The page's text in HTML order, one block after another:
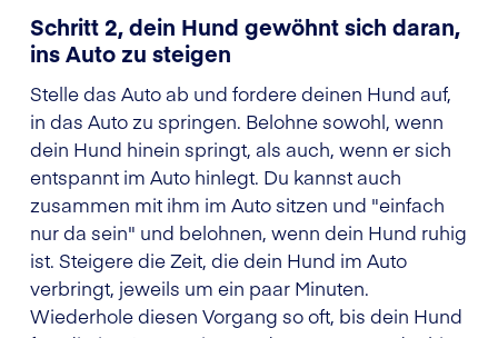
Schritt 2, dein Hund gewöhnt sich daran,
ins Auto zu steigen
Stelle das Auto ab und fordere deinen Hund auf,
in das Auto zu springen. Belohne sowohl, wenn
dein Hund hinein springt, als auch, wenn er sich
entspannt im Auto hinlegt. Du kannst auch
zusammen mit ihm im Auto sitzen und "einfach
nur da sein" und belohnen, wenn dein Hund ruhig
ist. Steigere die Zeit, die dein Hund im Auto
verbringt, jeweils um ein paar Minuten.
Wiederhole diesen Vorgang so oft, bis dein Hund